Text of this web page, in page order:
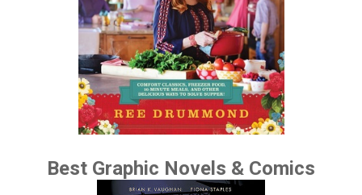
Best Graphic Novels & Comics